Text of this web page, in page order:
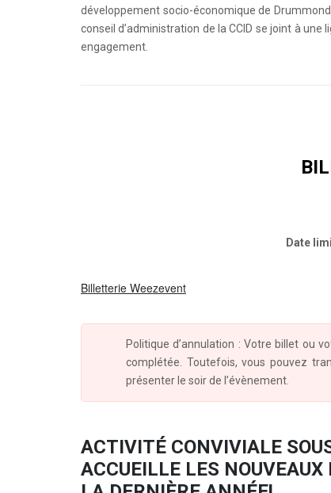
développement socio-économique de
conseil d’administration de la CCID se joint à
engagement.
Date
Billetterie Weezevent
Politique d’annulation : Votre billet ou
complétée. Toutefois, vous pouvez
présenter le soir de l’évènement.
ACTIVITÉ CONVIVIALE
ACCUEILLE LES